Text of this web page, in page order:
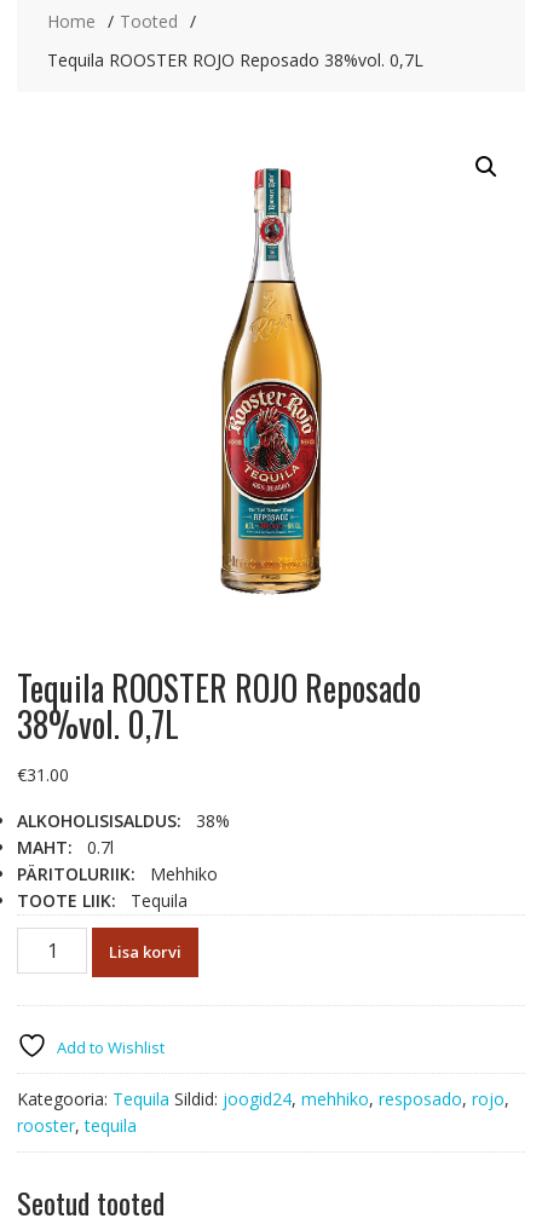
Home
Tooted
Tequila ROOSTER ROJO Reposado 38%vol. 0,7L
Tequila ROOSTER ROJO Reposado
38%vol. 0,7L
€31.00
ALKOHOLISISALDUS:
38%
MAHT:
0.7l
PÄRITOLURIIK:
Mehhiko
TOOTE LIIK:
Tequila
Tequila
ROOSTER
38%vol.
0,7L
kogus
Lisa korvi
Add to Wishlist
Kategooria: Tequila Sildid: joogid24, mehhiko, resposado, rojo,
rooster,tequila
Seotud tooted